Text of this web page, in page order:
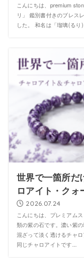
こんにちは、premium
リ」 鑑別書付きのブレス
した。 和名は「瑠璃(るり
世界で一箇所だ
ロアイト・クォ
2026.07.24
こんにちは、プレミアム
類の紫の石です。濃い紫
混ざって淡く透けるチャ
同じチャロアイトです...